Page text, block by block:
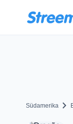
Südamerika chevron_right